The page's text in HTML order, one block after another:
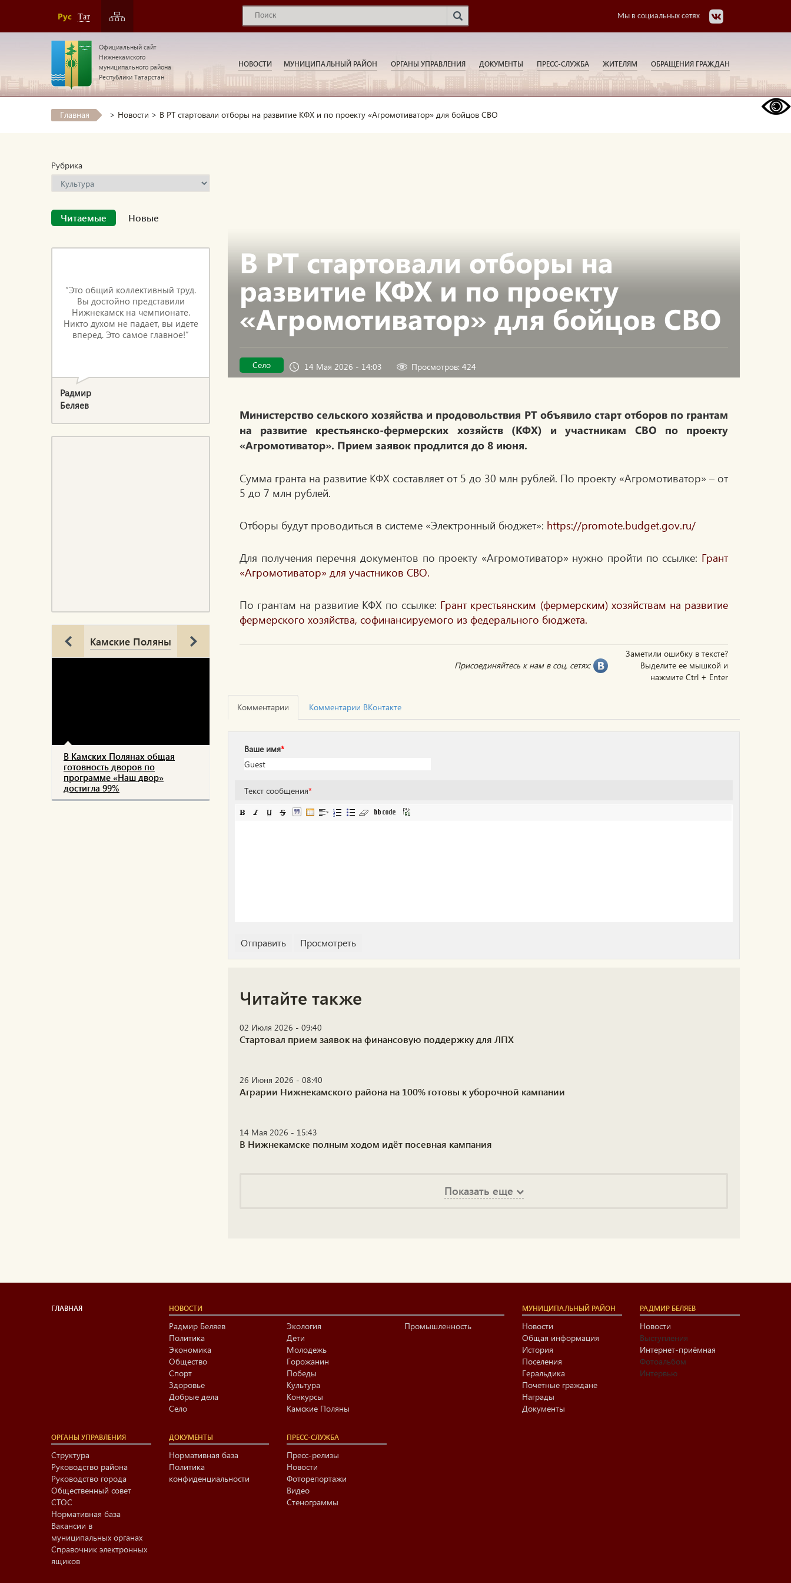
Рус Тат Мы в социальных сетях
Официальный сайт
Нижнекамского
муниципального района
Республики Татарстан
НОВОСТИ МУНИЦИПАЛЬНЫЙ РАЙОН ОРГАНЫ УПРАВЛЕНИЯ ДОКУМЕНТЫ ПРЕСС-СЛУЖБА ЖИТЕЛЯМ ОБРАЩЕНИЯ ГРАЖДАН
Главная > Новости > В РТ стартовали отборы на развитие КФХ и по проекту «Агромотиватор» для бойцов СВО
Рубрика
Читаемые Новые
“Это общий коллективный труд.
Вы достойно представили
Нижнекамск на чемпионате.
Никто духом не падает, вы идете
вперед. Это самое главное!”
Радмир
Беляев
Камские Поляны
В Камских Полянах общая
готовность дворов по
программе «Наш двор»
достигла 99%
В РТ стартовали отборы на
развитие КФХ и по проекту
«Агромотиватор» для бойцов СВО
Село 14 Мая 2026 - 14:03 Просмотров: 424
Министерство сельского хозяйства и продовольствия РТ объявило старт отборов по грантам
на развитие крестьянско-фермерских хозяйств (КФХ) и участникам СВО по проекту
«Агромотиватор». Прием заявок продлится до 8 июня.
Сумма гранта на развитие КФХ составляет от 5 до 30 млн рублей. По проекту «Агромотиватор» – от
5 до 7 млн рублей.
Отборы будут проводиться в системе «Электронный бюджет»: https://promote.budget.gov.ru/
Для получения перечня документов по проекту «Агромотиватор» нужно пройти по ссылке: Грант
«Агромотиватор» для участников СВО.
По грантам на развитие КФХ по ссылке: Грант крестьянским (фермерским) хозяйствам на развитие
фермерского хозяйства, софинансируемого из федерального бюджета.
Заметили ошибку в тексте?
Выделите ее мышкой и
нажмите Ctrl + Enter
Присоединяйтесь к нам в соц. сетях:
Комментарии Комментарии ВКонтакте
Ваше имя*
Текст сообщения*
Читайте также
02 Июля 2026 - 09:40
Стартовал прием заявок на финансовую поддержку для ЛПХ
26 Июня 2026 - 08:40
Аграрии Нижнекамского района на 100% готовы к уборочной кампании
14 Мая 2026 - 15:43
В Нижнекамске полным ходом идёт посевная кампания
Показать еще
ГЛАВНАЯ НОВОСТИ
Радмир Беляев
Политика
Экономика
Общество
Спорт
Здоровье
Добрые дела
Село
Экология
Дети
Молодежь
Горожанин
Победы
Культура
Конкурсы
Камские Поляны
Промышленность
МУНИЦИПАЛЬНЫЙ РАЙОН
Новости
Общая информация
История
Поселения
Геральдика
Почетные граждане
Награды
Документы
РАДМИР БЕЛЯЕВ
Новости
Выступления
Интернет-приёмная
Фотоальбом
Интервью
ОРГАНЫ УПРАВЛЕНИЯ
Структура
Руководство района
Руководство города
Общественный совет
СТОС
Нормативная база
Вакансии в
муниципальных органах
Справочник электронных
ящиков
ДОКУМЕНТЫ
Нормативная база
Политика
конфиденциальности
ПРЕСС-СЛУЖБА
Пресс-релизы
Новости
Фоторепортажи
Видео
Стенограммы